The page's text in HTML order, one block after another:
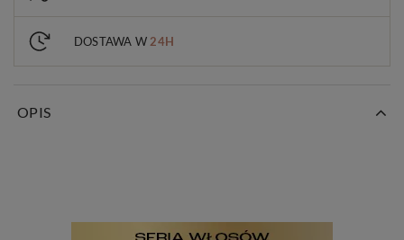
DOSTAWA W 24H
OPIS